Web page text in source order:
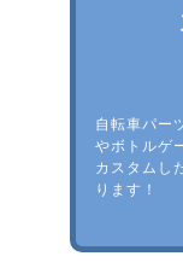
自転車パー
やボトルゲ
カスタムし
ります！